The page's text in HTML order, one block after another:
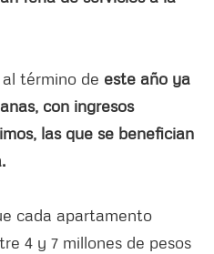
término de este año ya
con ingresos
las que se benefician
cada apartamento
4 y 7 millones de pesos